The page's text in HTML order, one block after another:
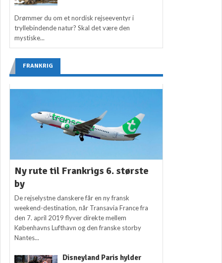
Drømmer du om et nordisk rejseeventyr i
tryllebindende natur? Skal det være den
mystiske...
FRANKRIG
Ny rute til Frankrigs 6. største
by
De rejselystne danskere får en ny fransk
weekend-destination, når Transavia France fra
den 7. april 2019 flyver direkte mellem
Københavns Lufthavn og den franske storby
Nantes...
Disneyland Paris hylder